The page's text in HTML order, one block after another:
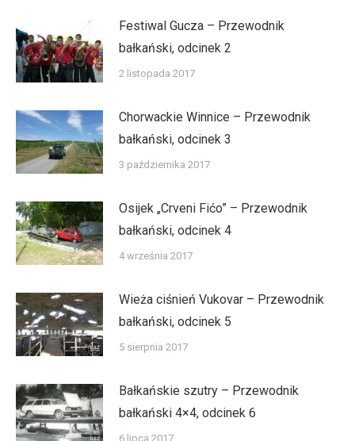
Festiwal Gucza – Przewodnik
bałkański, odcinek 2
2 listopada 2017
Chorwackie Winnice – Przewodnik
bałkański, odcinek 3
3 października 2017
Osijek „Crveni Fićo” – Przewodnik
bałkański, odcinek 4
4 września 2017
Wieża ciśnień Vukovar – Przewodnik
bałkański, odcinek 5
5 sierpnia 2017
Bałkańskie szutry – Przewodnik
bałkański 4×4, odcinek 6
6 lipca 2017